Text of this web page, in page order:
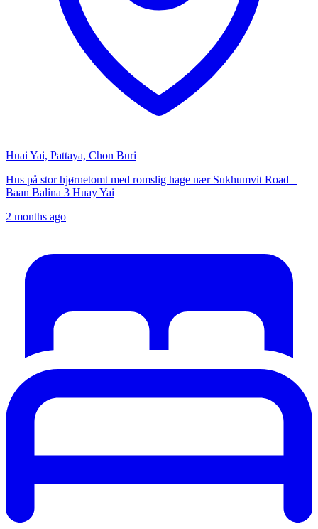
Huai Yai, Pattaya, Chon Buri
Hus på stor hjørnetomt med romslig hage nær Sukhumvit Road –
Baan Balina 3 Huay Yai
2 months ago